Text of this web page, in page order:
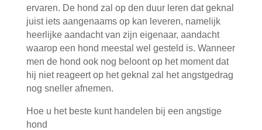
ervaren. De hond zal op den duur leren dat geknal
juist iets aangenaams op kan leveren, namelijk
heerlijke aandacht van zijn eigenaar, aandacht
waarop een hond meestal wel gesteld is. Wanneer
men de hond ook nog beloont op het moment dat
hij niet reageert op het geknal zal het angstgedrag
nog sneller afnemen.
Hoe u het beste kunt handelen bij een angstige
hond